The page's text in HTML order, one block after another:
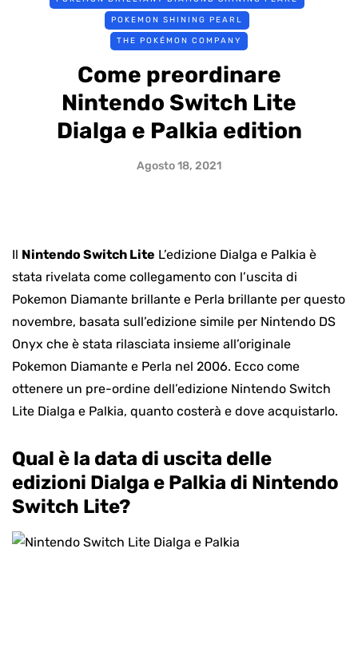
POKEMON SHINING PEARL
THE POKÉMON COMPANY
Come preordinare
Nintendo Switch Lite
Dialga e Palkia edition
Agosto 18, 2021
Il Nintendo Switch Lite L’edizione Dialga e Palkia è
stata rivelata come collegamento con l’uscita di
Pokemon Diamante brillante e Perla brillante per questo
novembre, basata sull’edizione simile per Nintendo DS
Onyx che è stata rilasciata insieme all’originale
Pokemon Diamante e Perla nel 2006. Ecco come
ottenere un pre-ordine dell’edizione Nintendo Switch
Lite Dialga e Palkia, quanto costerà e dove acquistarlo.
Qual è la data di uscita delle
edizioni Dialga e Palkia di Nintendo
Switch Lite?